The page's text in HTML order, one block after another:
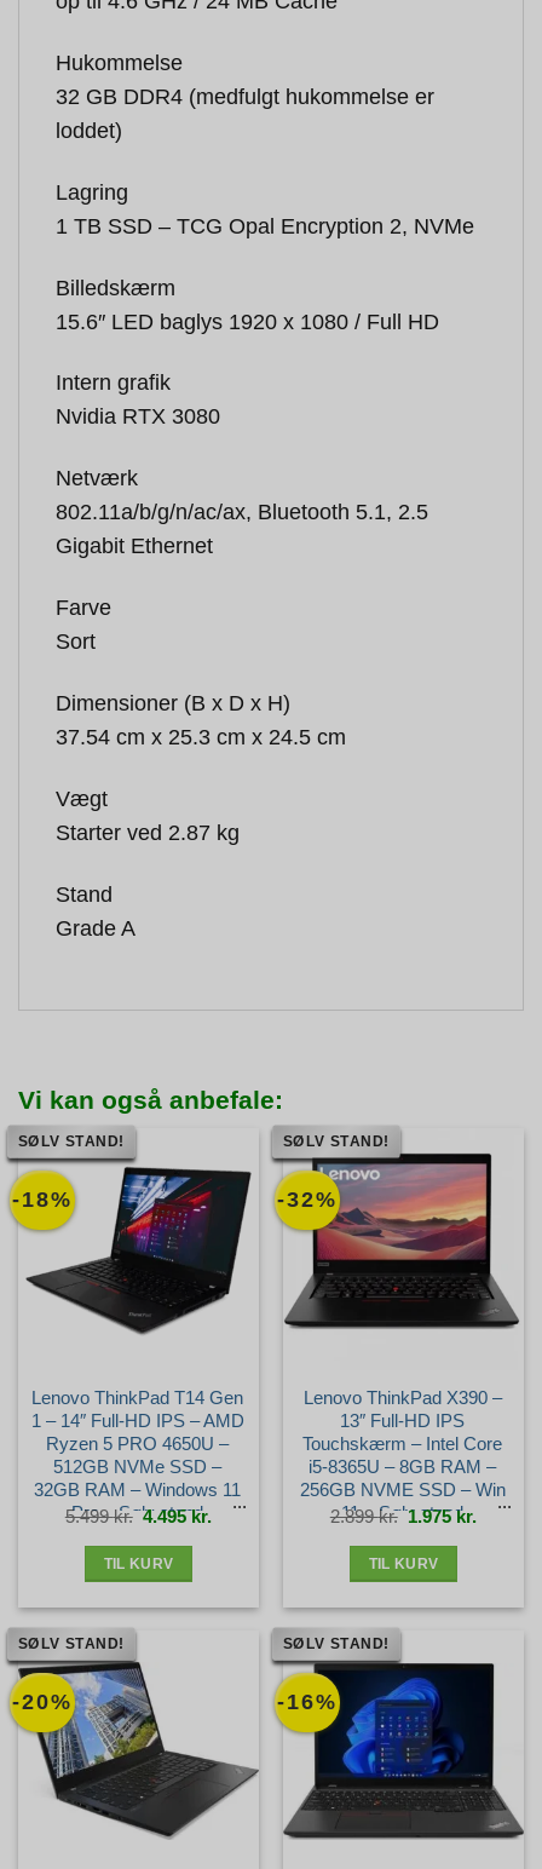
Hukommelse
32 GB DDR4 (medfulgt hukommelse er
loddet)
Lagring
1 TB SSD – TCG Opal Encryption 2, NVMe
Billedskærm
15.6″ LED baglys 1920 x 1080 / Full HD
Intern grafik
Nvidia RTX 3080
Netværk
802.11a/b/g/n/ac/ax, Bluetooth 5.1, 2.5
Gigabit Ethernet
Farve
Sort
Dimensioner (B x D x H)
37.54 cm x 25.3 cm x 24.5 cm
Vægt
Starter ved 2.87 kg
Stand
Grade A
Vi kan også anbefale:
-18%
SØLV STAND!
Lenovo ThinkPad T14 Gen
1 – 14″ Full-HD IPS – AMD
Ryzen 5 PRO 4650U –
512GB NVMe SSD –
32GB RAM – Windows 11
Pro – Sølv stand
5.499kr. Den
oprindelige
pris
4.495kr. Den
aktuelle
pris
TIL KURV
-32%
SØLV STAND!
Lenovo ThinkPad X390 –
13″ Full-HD IPS
Touchskærm – Intel Core
i5-8365U – 8GB RAM –
256GB NVME SSD – Win
11 – Sølv stand
2.899kr. Den
oprindelige
pris
1.975kr. Den
aktuelle
pris
TIL KURV
-20%
SØLV STAND!
-16%
SØLV STAND!